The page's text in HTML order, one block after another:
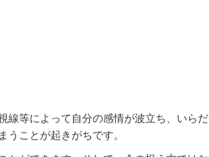
線等によって自分の感情が波立ち、いらだ
うことが起きがちです。